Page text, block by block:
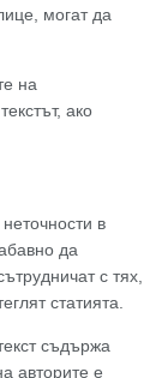
могат да
на
ако
в
да
с тях,
статията.
съдържа
авторите е